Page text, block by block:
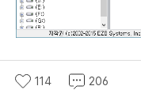
114 206